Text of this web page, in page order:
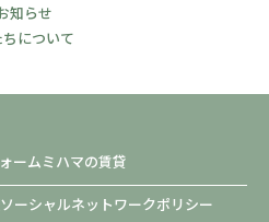
知らせ
について
ームミハマの賃貸
ソーシャルネットワークポリシー